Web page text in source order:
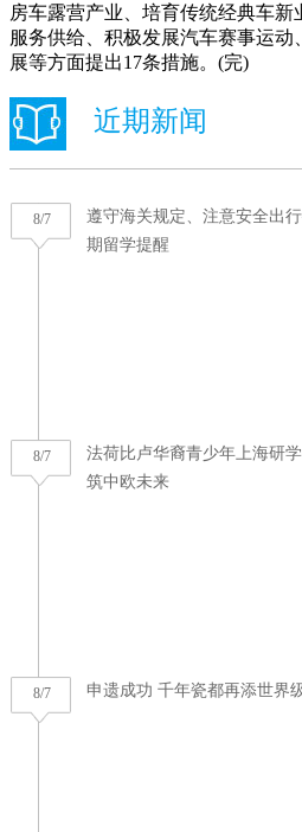
房车露营产业、培育传统经典车
服务供给、积极发展汽车赛事运
展等方面提出17条措施。(完)